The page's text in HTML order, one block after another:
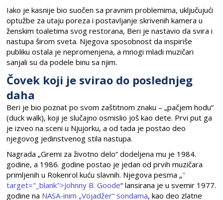
Iako je kasnije bio suočen sa pravnim problemima, uključujući
optužbe za utaju poreza i postavljanje skrivenih kamera u
ženskim toaletima svog restorana, Beri je nastavio da svira i
nastupa širom sveta. Njegova sposobnost da inspiriše
publiku ostala je nepromenjena, a mnogi mladi muzičari
sanjali su da podele binu sa njim.
Čovek koji je svirao do poslednjeg
daha
Beri je bio poznat po svom zaštitnom znaku – „pačjem hodu“
(duck walk), koji je slučajno osmislio još kao dete. Prvi put ga
je izveo na sceni u Njujorku, a od tada je postao deo
njegovog jedinstvenog stila nastupa.
Nagrada „Gremi za životno delo“ dodeljena mu je 1984.
godine, a 1986. godine postao je jedan od prvih muzičara
primljenih u Rokenrol kuću slavnih. Njegova pesma „"
target="_blank">Johnny B. Goode“ lansirana je u svemir 1977.
godine na NASA-inim „Vojadžer“ sondama, kao deo zlatne